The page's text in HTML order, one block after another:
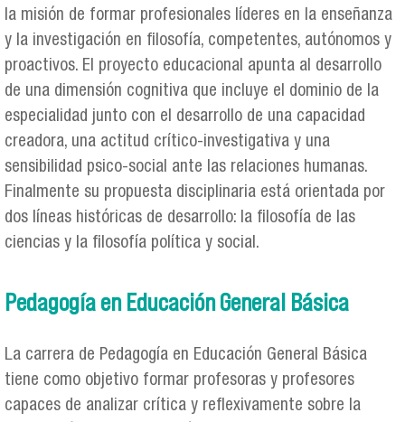
la misión de formar profesionales líderes en la enseñanza
y la investigación en filosofía, competentes, autónomos y
proactivos. El proyecto educacional apunta al desarrollo
de una dimensión cognitiva que incluye el dominio de la
especialidad junto con el desarrollo de una capacidad
creadora, una actitud crítico-investigativa y una
sensibilidad psico-social ante las relaciones humanas.
Finalmente su propuesta disciplinaria está orientada por
dos líneas históricas de desarrollo: la filosofía de las
ciencias y la filosofía política y social.
Pedagogía en Educación General Básica
La carrera de Pedagogía en Educación General Básica
tiene como objetivo formar profesoras y profesores
capaces de analizar crítica y reflexivamente sobre la